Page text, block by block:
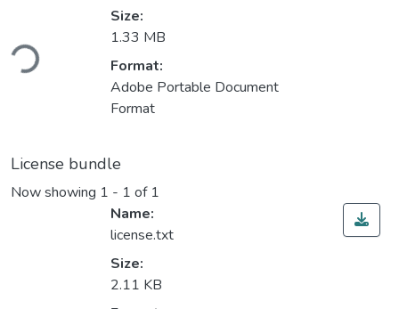
Loading...
Size:
1.33 MB
Format:
Adobe Portable Document
Format
License bundle
Now showing 1 - 1 of 1
Name:
license.txt
Size:
2.11 KB